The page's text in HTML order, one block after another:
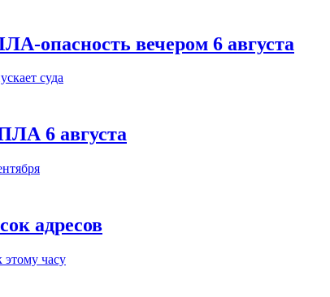
опасность вечером 6 августа
6 августа
адресов